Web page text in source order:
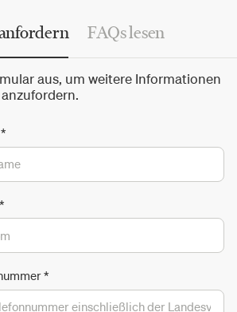
FAQs lesen
aus, um weitere Informationen
*
*
*